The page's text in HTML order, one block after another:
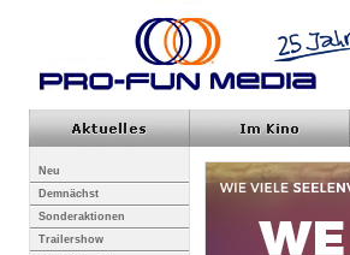
Neu
Demnächst
Sonderaktionen
Trailershow